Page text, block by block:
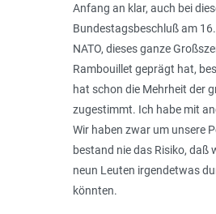
Anfang an klar, auch bei
Bundestagsbeschluß am
NATO, dieses ganze
Rambouillet geprägt hat,
hat schon die Mehrheit der
zugestimmt. Ich habe mit
Wir haben zwar um unsere
bestand nie das Risiko, daß
neun Leuten irgendetwas
könnten.